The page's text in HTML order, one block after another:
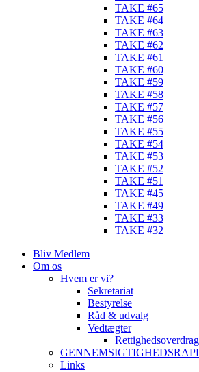
TAKE #65
TAKE #64
TAKE #63
TAKE #62
TAKE #61
TAKE #60
TAKE #59
TAKE #58
TAKE #57
TAKE #56
TAKE #55
TAKE #54
TAKE #53
TAKE #52
TAKE #51
TAKE #45
TAKE #49
TAKE #33
TAKE #32
Bliv Medlem
Om os
Hvem er vi?
Sekretariat
Bestyrelse
Råd & udvalg
Vedtægter
Links